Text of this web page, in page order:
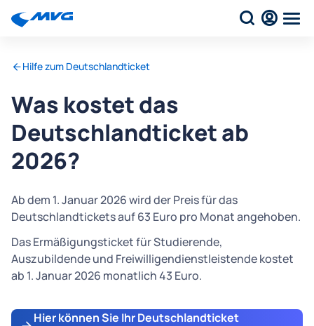
Hilfe zum Deutschlandticket
Was kostet das
Deutschlandticket ab
2026?
Ab dem 1. Januar 2026 wird der Preis für das
Deutschlandtickets auf 63 Euro pro Monat angehoben.
Das Ermäßigungsticket für Studierende,
Auszubildende und Freiwilligendienstleistende kostet
ab 1. Januar 2026 monatlich 43 Euro.
Hier können Sie Ihr Deutschlandticket